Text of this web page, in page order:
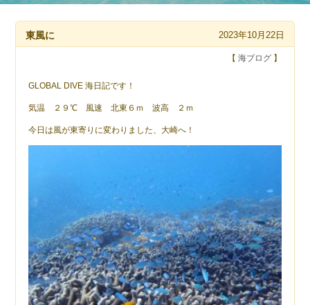
東風に 2023年10月22日
【 海ブログ】
GLOBAL DIVE 海日記です！
気温 ２９℃ 風速 北東６ｍ 波高 ２ｍ
今日は風が東寄りに変わりました、大崎へ！